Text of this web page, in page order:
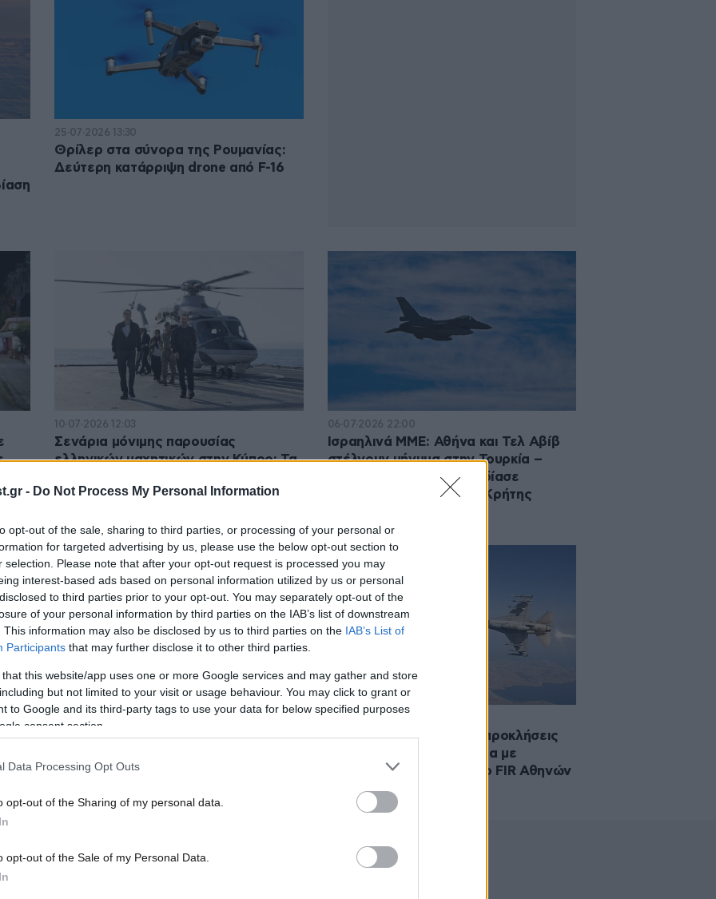
- Do Not Process My Personal Information
opt-out of the sale, sharing to third parties, or processing of your personal or
for targeted advertising by us, please use the below opt-out section to
selection. Please note that after your opt-out request is processed you may
interest-based ads based on personal information utilized by us or personal
to third parties prior to your opt-out. You may separately opt-out of the
of your personal information by third parties on the IAB’s list of downstream
This information may also be disclosed by us to third parties on the IAB’s List of
Participants that may further disclose it to other third parties.
that this website/app uses one or more Google services and may gather and store
but not limited to your visit or usage behaviour. You may click to grant or
to Google and its third-party tags to use your data for below specified purposes
consent section.
Data Processing Opt Outs
opt-out of the Sharing of my personal data.
opt-out of the Sale of my Personal Data.
25·07·2026 13:30
Θρίλερ στα σύνορα της Ρουμανίας:
Δεύτερη κατάρριψη drone από F-16
10·07·2026 12:03
Σενάρια μόνιμης παρουσίας
ελληνικών μαχητικών στην Κύπρο: Τα
θα αντικατασταθούν από F-4
06·07·2026 22:00
Ισραηλινά ΜΜΕ: Αθήνα και Τελ Αβίβ
στέλνουν μήνυμα στην Τουρκία –
Ιπτάμενο τάνκερ ανεφοδίασε
ελληνικά F-16 νότια της Κρήτης
των
06·06·2026 21:37
Μπαράζ παραβιάσεων από οπλισμένα
με ελληνικό μαχητικό
13·05·2026 18:38
Η Τουρκία συνεχίζει τις προκλήσεις
στο Αιγαίο: Δεύτερη μέρα με
οπλισμένα F‑16 πάνω στο FIR Αθηνών